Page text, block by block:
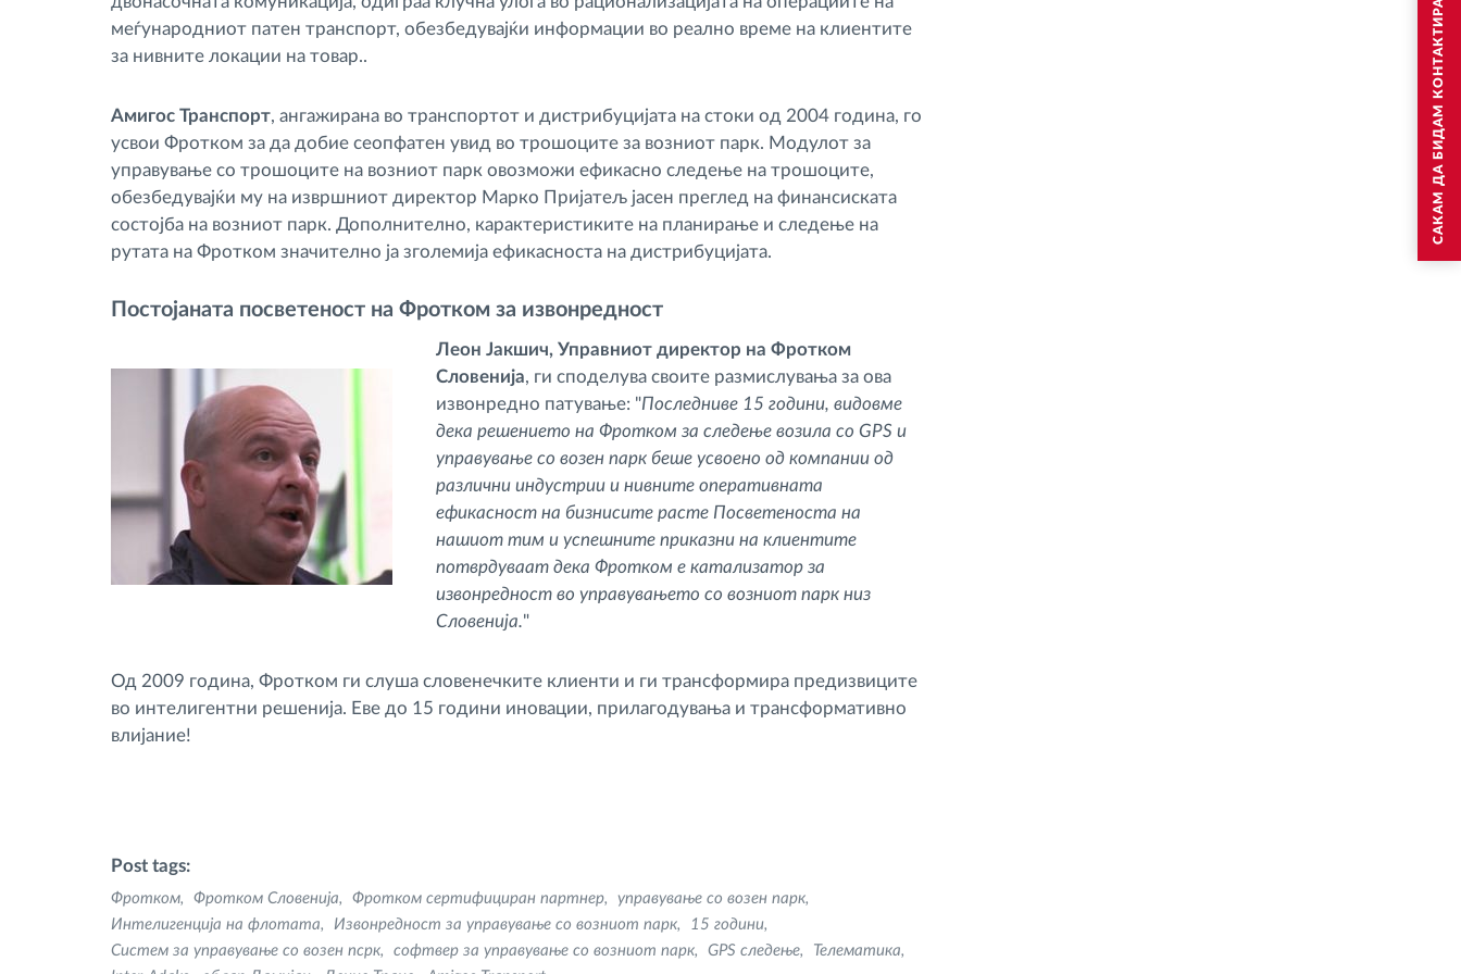
САКАМ ДА БИДАМ КОНТАКТИРАН
меѓународниот патен транспорт, обезбедувајќи информации во реално време на клиентите
за нивните локации на товар..
Амигос Транспорт, ангажирана во транспортот и дистрибуцијата на стоки од 2004 година, го
усвои Фротком за да добие сеопфатен увид во трошоците за возниот парк. Модулот за
управување со трошоците на возниот парк овозможи ефикасно следење на трошоците,
обезбедувајќи му на извршниот директор Марко Пријатељ јасен преглед на финансиската
состојба на возниот парк. Дополнително, карактеристиките на планирање и следење на
рутата на Фротком значително ја зголемија ефикасноста на дистрибуцијата.
Постојаната посветеност на Фротком за извонредност
Леон Јакшич, Управниот директор на Фротком
Словенија, ги споделува своите размислувања за ова
извонредно патување: "Последниве 15 години, видовме
дека решението на Фротком за следење возила со GPS и
управување со возен парк беше усвоено од компании од
различни индустрии и нивните оперативната
ефикасност на бизнисите расте Посветеноста на
нашиот тим и успешните приказни на клиентите
потврдуваат дека Фротком е катализатор за
извонредност во управувањето со возниот парк низ
Словенија."
Од 2009 година, Фротком ги слуша словенечките клиенти и ги трансформира предизвиците
во интелигентни решенија. Еве до 15 години иновации, прилагодувања и трансформативно
влијание!
Post tags:
Фротком Фротком Словенија Фротком сертифициран партнер
управување со возен парк
Интелигенција на флотата
Извонредност за управување со возниот парк
15 години
Систем за управување со возен псрк
софтвер за управување со возниот парк GPS следење
Телематика